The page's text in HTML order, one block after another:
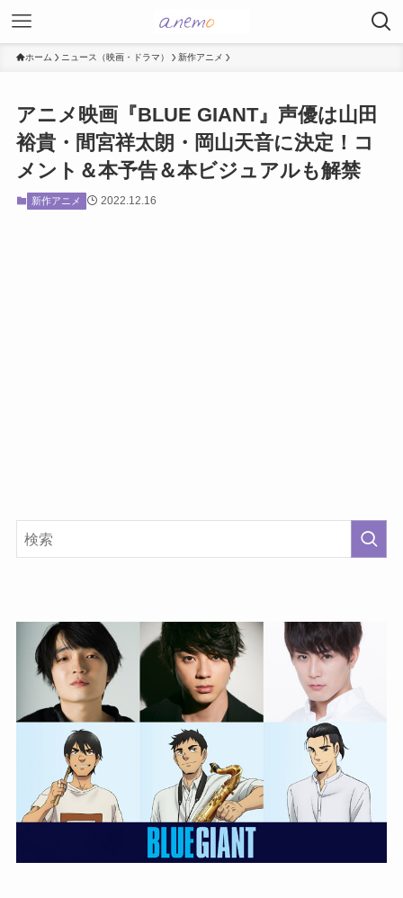
ホーム ニュース（映画・ドラマ） 新作アニメ
アニメ映画『BLUE GIANT』声優は山田
裕貴・間宮祥太朗・岡山天音に決定！コ
メント＆本予告＆本ビジュアルも解禁
新作アニメ 2022.12.16